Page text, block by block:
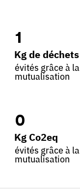
1
Kg de déchets
évités grâce à la
mutualisation
0
Kg Co2eq
évités grâce à la
mutualisation